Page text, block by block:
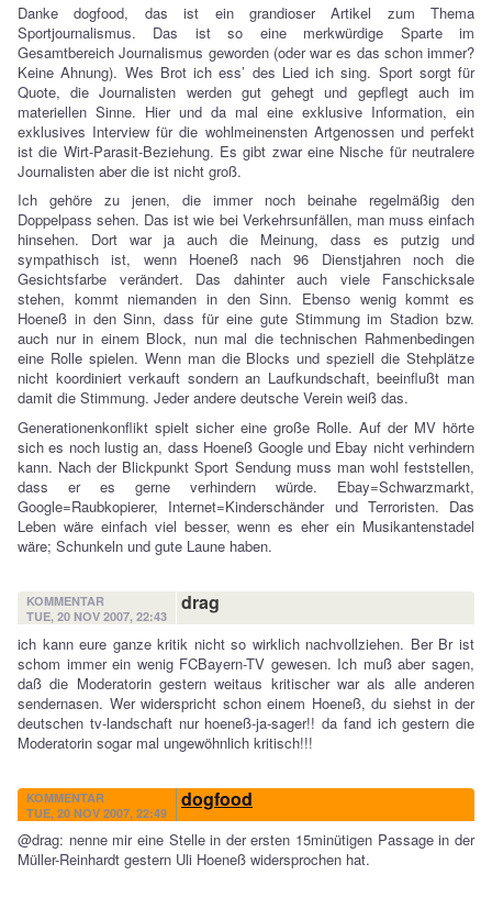
Danke dogfood, das ist ein grandioser Artikel zum Thema
Sportjournalismus. Das ist so eine merkwürdige Sparte im
Gesamtbereich Journalismus geworden (oder war es das schon immer?
Keine Ahnung). Wes Brot ich ess’ des Lied ich sing. Sport sorgt für
Quote, die Journalisten werden gut gehegt und gepflegt auch im
materiellen Sinne. Hier und da mal eine exklusive Information, ein
exklusives Interview für die wohlmeinensten Artgenossen und perfekt
ist die Wirt-Parasit-Beziehung. Es gibt zwar eine Nische für neutralere
Journalisten aber die ist nicht groß.
Ich gehöre zu jenen, die immer noch beinahe regelmäßig den
Doppelpass sehen. Das ist wie bei Verkehrsunfällen, man muss einfach
hinsehen. Dort war ja auch die Meinung, dass es putzig und
sympathisch ist, wenn Hoeneß nach 96 Dienstjahren noch die
Gesichtsfarbe verändert. Das dahinter auch viele Fanschicksale
stehen, kommt niemanden in den Sinn. Ebenso wenig kommt es
Hoeneß in den Sinn, dass für eine gute Stimmung im Stadion bzw.
auch nur in einem Block, nun mal die technischen Rahmenbedingen
eine Rolle spielen. Wenn man die Blocks und speziell die Stehplätze
nicht koordiniert verkauft sondern an Laufkundschaft, beeinflußt man
damit die Stimmung. Jeder andere deutsche Verein weiß das.
Generationenkonflikt spielt sicher eine große Rolle. Auf der MV hörte
sich es noch lustig an, dass Hoeneß Google und Ebay nicht verhindern
kann. Nach der Blickpunkt Sport Sendung muss man wohl feststellen,
dass er es gerne verhindern würde. Ebay=Schwarzmarkt,
Google=Raubkopierer, Internet=Kinderschänder und Terroristen. Das
Leben wäre einfach viel besser, wenn es eher ein Musikantenstadel
wäre; Schunkeln und gute Laune haben.
KOMMENTAR
TUE, 20 NOV 2007, 22:43
drag
ich kann eure ganze kritik nicht so wirklich nachvollziehen. Ber Br ist
schom immer ein wenig FCBayern-TV gewesen. Ich muß aber sagen,
daß die Moderatorin gestern weitaus kritischer war als alle anderen
sendernasen. Wer widerspricht schon einem Hoeneß, du siehst in der
deutschen tv-landschaft nur hoeneß-ja-sager!! da fand ich gestern die
Moderatorin sogar mal ungewöhnlich kritisch!!!
KOMMENTAR
TUE, 20 NOV 2007, 22:49
dogfood
@drag: nenne mir eine Stelle in der ersten 15minütigen Passage in der
Müller-Reinhardt gestern Uli Hoeneß widersprochen hat.